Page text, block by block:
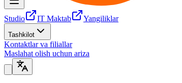
Studio IT Maktab Yangiliklar
Tashkilot
Kontaktlar va filiallar
Maslahat olish uchun ariza